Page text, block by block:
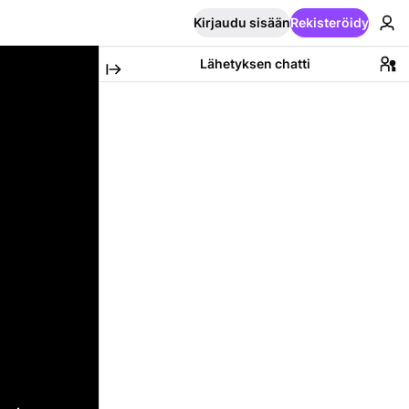
Kirjaudu sisäänRekisteröidy
Lähetyksen chatti